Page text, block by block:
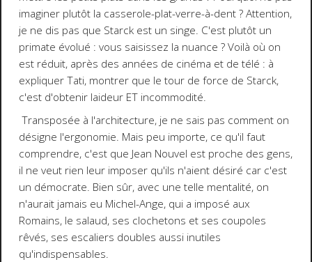
imaginer plutôt la casserole-plat-verre-à-dent ? Attention,
je ne dis pas que Starck est un singe. C'est plutôt un
primate évolué : vous saisissez la nuance ? Voilà où on
est réduit, après des années de cinéma et de télé : à
expliquer Tati, montrer que le tour de force de Starck,
c'est d'obtenir laideur ET incommodité.
Transposée à l'architecture, je ne sais pas comment on
désigne l'ergonomie. Mais peu importe, ce qu'il faut
comprendre, c'est que Jean Nouvel est proche des gens,
il ne veut rien leur imposer qu'ils n'aient désiré car c'est
un démocrate. Bien sûr, avec une telle mentalité, on
n'aurait jamais eu Michel-Ange, qui a imposé aux
Romains, le salaud, ses clochetons et ses coupoles
rêvés, ses escaliers doubles aussi inutiles
qu'indispensables.